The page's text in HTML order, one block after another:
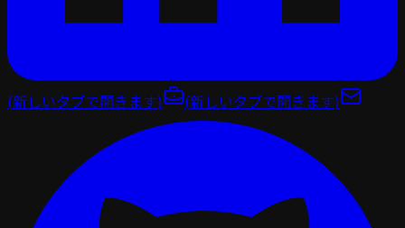
(新しいタブで開きます) (新しいタブで開きます)